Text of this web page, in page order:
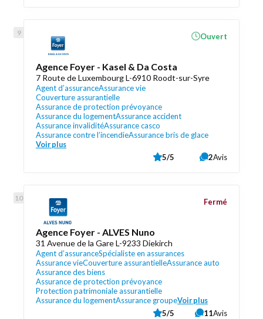
Agence Foyer - Kasel & Da Costa
7 Route de Luxembourg L-6910 Roodt-sur-Syre
Agent d’assuranceAssurance vie
Couverture assurantielle
Assurance de protection prévoyance
Assurance du logementAssurance accident
Assurance invaliditéAssurance casco
Assurance contre l’incendieAssurance bris de glace
Voir plus
Ouvert
5/5 2Avis
Agence Foyer - ALVES Nuno
31 Avenue de la Gare L-9233 Diekirch
Agent d’assuranceSpécialiste en assurances
Assurance vieCouverture assurantielleAssurance auto
Assurance des biens
Assurance de protection prévoyance
Protection patrimoniale assurantielle
Assurance du logementAssurance groupeVoir plus
Fermé
5/5 11Avis